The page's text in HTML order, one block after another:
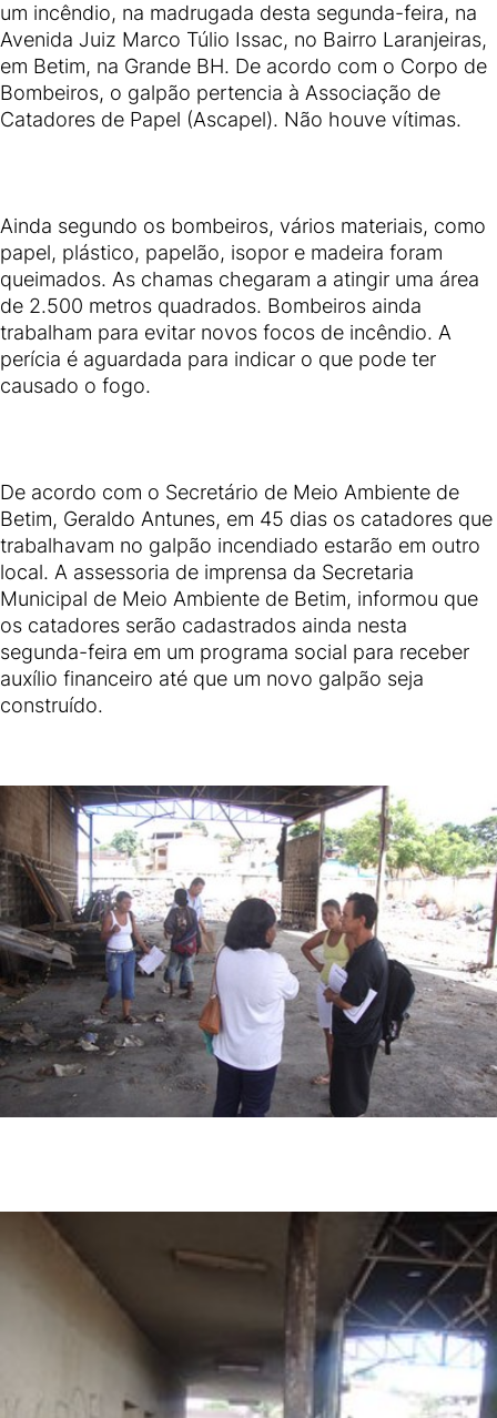
um incêndio, na madrugada desta segunda-feira, na
Avenida Juiz Marco Túlio Issac, no Bairro Laranjeiras,
em Betim, na Grande BH. De acordo com o Corpo de
Bombeiros, o galpão pertencia à Associação de
Catadores de Papel (Ascapel). Não houve vítimas.
Ainda segundo os bombeiros, vários materiais, como
papel, plástico, papelão, isopor e madeira foram
queimados. As chamas chegaram a atingir uma área
de 2.500 metros quadrados. Bombeiros ainda
trabalham para evitar novos focos de incêndio. A
perícia é aguardada para indicar o que pode ter
causado o fogo.
De acordo com o Secretário de Meio Ambiente de
Betim, Geraldo Antunes, em 45 dias os catadores que
trabalhavam no galpão incendiado estarão em outro
local. A assessoria de imprensa da Secretaria
Municipal de Meio Ambiente de Betim, informou que
os catadores serão cadastrados ainda nesta
segunda-feira em um programa social para receber
auxílio financeiro até que um novo galpão seja
construído.